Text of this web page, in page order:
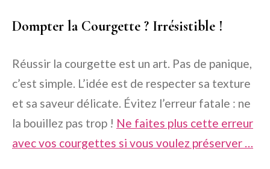
Dompter la Courgette ? Irrésistible !
Réussir la courgette est un art. Pas de panique,
c’est simple. L’idée est de respecter sa texture
et sa saveur délicate. Évitez l’erreur fatale : ne
la bouillez pas trop ! Ne faites plus cette erreur
avec vos courgettes si vous voulez préserver …